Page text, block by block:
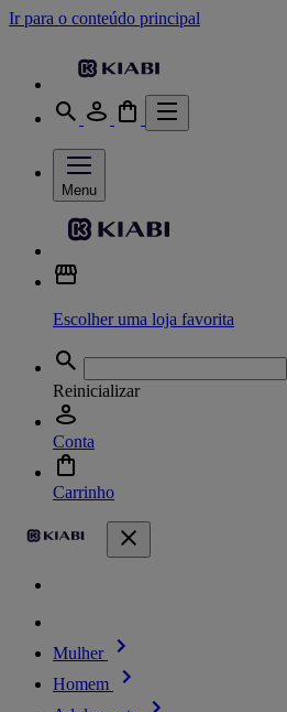
Ir para o conteúdo principal
Menu
Escolher uma loja favorita
Reinicializar
Conta
Carrinho
Mulher
Homem